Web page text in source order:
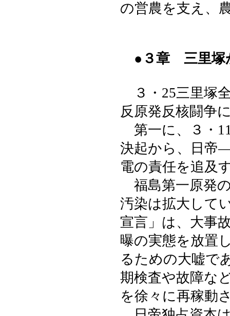
の営農を支え、
●３章 三里塚
３・25三里塚
反原発反核闘争
第一に、３・
決起から、日帝
電の責任を追及
福島第一原発
汚染は拡大して
宣言」は、大事
曝の実態を放置
るための大嘘で
期検査や故障な
を徐々に再稼動